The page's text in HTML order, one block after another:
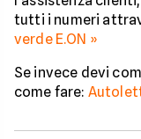
tutti i numeri
verde E.ON »
Se invece devi
come fare: